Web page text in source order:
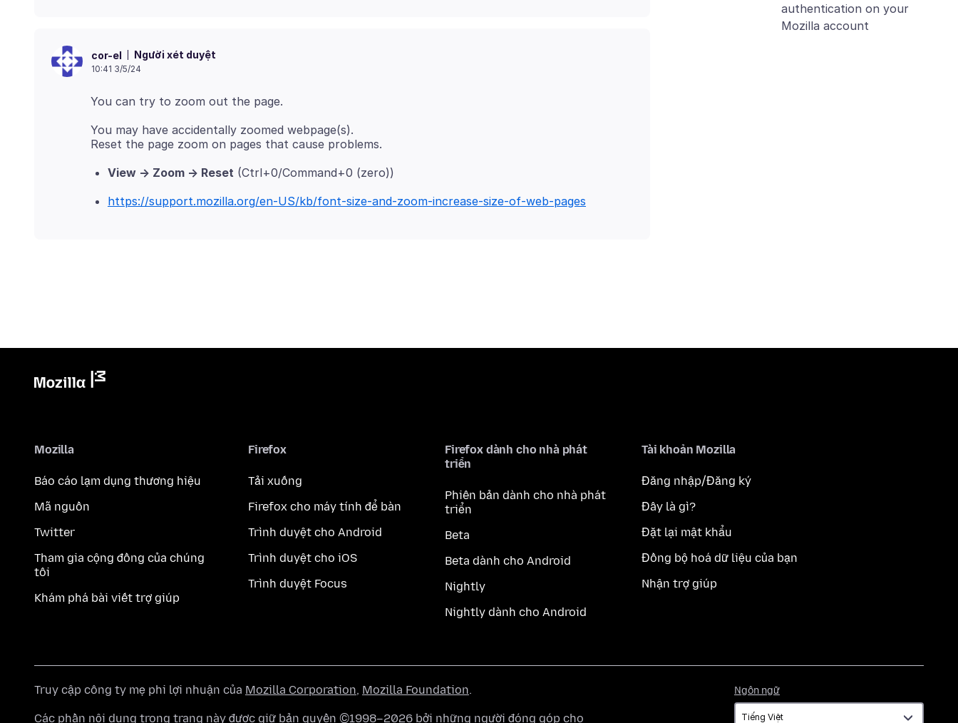
authentication on your
Mozilla account
cor-el Người xét duyệt
10:41 3/5/24
You may have accidentally zoomed webpage(s).
View -> Zoom -> Reset (Ctrl+0/Command+0 (zero))
https://support.mozilla.org/en-US/kb/font-size-and-zoom-increase-size-of-web-pages
Mozilla
Báo cáo lạm dụng thương hiệu
Mã nguồn
Twitter
Tham gia cộng đồng của chúng
tôi
Khám phá bài viết trợ giúp
Firefox
Tải xuống
Firefox cho máy tính để bàn
Trình duyệt cho Android
Trình duyệt cho iOS
Trình duyệt Focus
Firefox dành cho nhà phát
triển
Phiên bản dành cho nhà phát
triển
Beta
Beta dành cho Android
Nightly
Nightly dành cho Android
Tài khoản Mozilla
Đăng nhập/Đăng ký
Đây là gì?
Đặt lại mật khẩu
Đồng bộ hoá dữ liệu của bạn
Nhận trợ giúp
Ngôn ngữ
ngữ
Truy cập công ty mẹ phi lợi nhuận của Mozilla Corporation, Mozilla Foundation.
Các phần nội dung trong trang này được giữ bản quyền ©1998–2026 bởi những người đóng góp cho